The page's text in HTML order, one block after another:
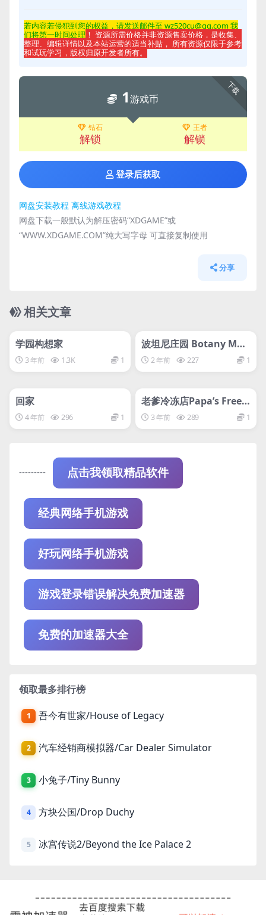
若内容若侵犯到您的权益，请发送邮件至 wz520cu@qq.com 我
们将第一时间处理 ！ 资源所需价格并非资源售卖价格，是收集、
整理、编辑详情以及本站运营的适当补贴， 所有资源仅限于参考
和试玩学习，版权归原开发者所有。
下载
1游戏币
钻石
解锁
王者
解锁
登录后获取
网盘安装教程 离线游戏教程
网盘下载一般默认为解压密码“XDGAME”或
“WWW.XDGAME.COM”纯大写字母 可直接复制使用
分享
相关文章
学园构想家
3 年前 1.3K 1
steam账号离线
波坦尼庄园 Botany Man
or 2 年前 227 1
回家
4 年前 296 1
steam账号离线
老爹冷冻店Papa’s Freez
eria Deluxe
3 年前 289 1
--------- 点击我领取精品软件
经典网络手机游戏
好玩网络手机游戏
游戏登录错误解决免费加速器
免费的加速器大全
领取最多排行榜
1 吾今有世家/House of Legacy
2 汽车经销商模拟器/Car Dealer Simulator
3 小兔子/Tiny Bunny
4 方块公国/Drop Duchy
5 冰宫传说2/Beyond the Ice Palace 2